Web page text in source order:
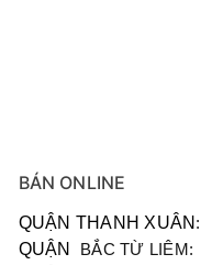
BÁN ONLINE
QUẬN THANH XUÂN :
QUẬN BẮC TỪ LIÊM: